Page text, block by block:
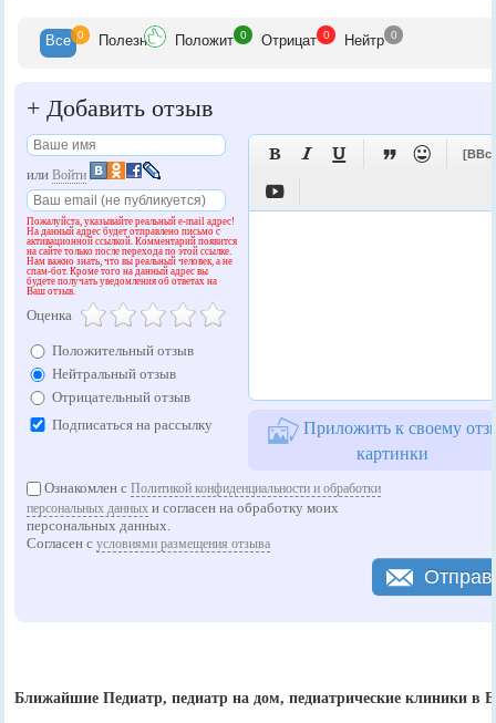
Все 0 Полезн Положит 0 Отрицат 0 Нейтр 0
+ Добавить отзыв
илиВойти
Пожалуйста, указывайте реальный e-mail адрес!
На данный адрес будет отправлено письмо с
активационной ссылкой. Комментарий появится
на сайте только после перехода по этой ссылке.
Нам важно знать, что вы реальный человек, а не
спам-бот. Кроме того на данный адрес вы
будете получать уведомления об ответах на
Ваш отзыв.
Оценка
Положительный отзыв
Нейтральный отзыв
Отрицательный отзыв
Подписаться на рассылку
   


Приложить к своему
картинки
Ознакомлен сПолитикой конфиденциальности и обработки
персональных данных и согласен на обработку моих
персональных данных.
Согласен сусловиями размещения отзыва
Ближайшие Педиатр, педиатр на дом, педиатрические клиники в